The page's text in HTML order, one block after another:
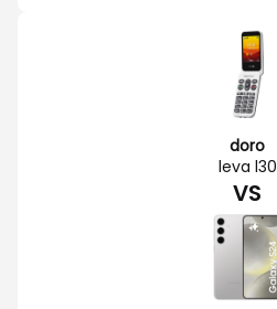
doro
leva l30
VS